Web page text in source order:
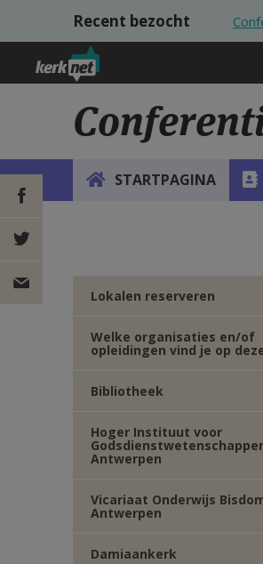
Overslaan en naar de inhoud gaan
Recent bezocht
STARTPAGINA
DEEL OP
FACEBOOK
DEEL OP Lokalen reserveren
Welke organisaties en/of
opleidingen vind je op
Bibliotheek
Hoger Instituut voor
Antwerpen
Vicariaat Onderwijs
Antwerpen
Damiaankerk